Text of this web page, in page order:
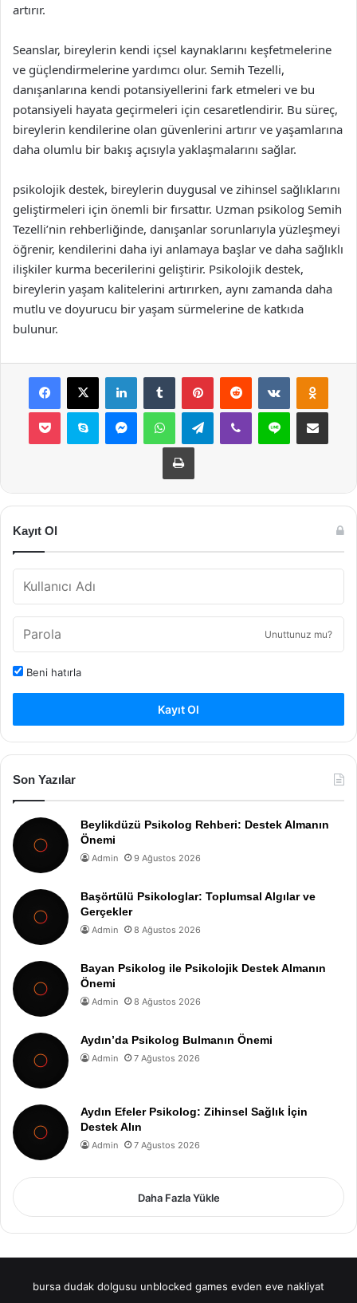
artırır.
Seanslar, bireylerin kendi içsel kaynaklarını keşfetmelerine
ve güçlendirmelerine yardımcı olur. Semih Tezelli,
danışanlarına kendi potansiyellerini fark etmeleri ve bu
potansiyeli hayata geçirmeleri için cesaretlendirir. Bu süreç,
bireylerin kendilerine olan güvenlerini artırır ve yaşamlarına
daha olumlu bir bakış açısıyla yaklaşmalarını sağlar.
psikolojik destek, bireylerin duygusal ve zihinsel sağlıklarını
geliştirmeleri için önemli bir fırsattır. Uzman psikolog Semih
Tezelli’nin rehberliğinde, danışanlar sorunlarıyla yüzleşmeyi
öğrenir, kendilerini daha iyi anlamaya başlar ve daha sağlıklı
ilişkiler kurma becerilerini geliştirir. Psikolojik destek,
bireylerin yaşam kalitelerini artırırken, aynı zamanda daha
mutlu ve doyurucu bir yaşam sürmelerine de katkıda
bulunur.
Facebook
X LinkedInTumblr PinterestReddit VKontakte
Pocket Skype MessengerWhatsAppTelegramViber Line E-Posta ile
Yazdır
Kayıt Ol
Unuttunuz mu?
Beni hatırla
Kayıt Ol
Son Yazılar
Beylikdüzü Psikolog Rehberi: Destek Almanın
Önemi
Admin 9 Ağustos 2026
Başörtülü Psikologlar: Toplumsal Algılar ve
Gerçekler
Admin 8 Ağustos 2026
Bayan Psikolog ile Psikolojik Destek Almanın
Önemi
Admin 8 Ağustos 2026
Aydın’da Psikolog Bulmanın Önemi
Admin 7 Ağustos 2026
Aydın Efeler Psikolog: Zihinsel Sağlık İçin
Destek Alın
Admin 7 Ağustos 2026
Daha Fazla Yükle
bursa dudak dolgusu unblocked games evden eve nakliyat